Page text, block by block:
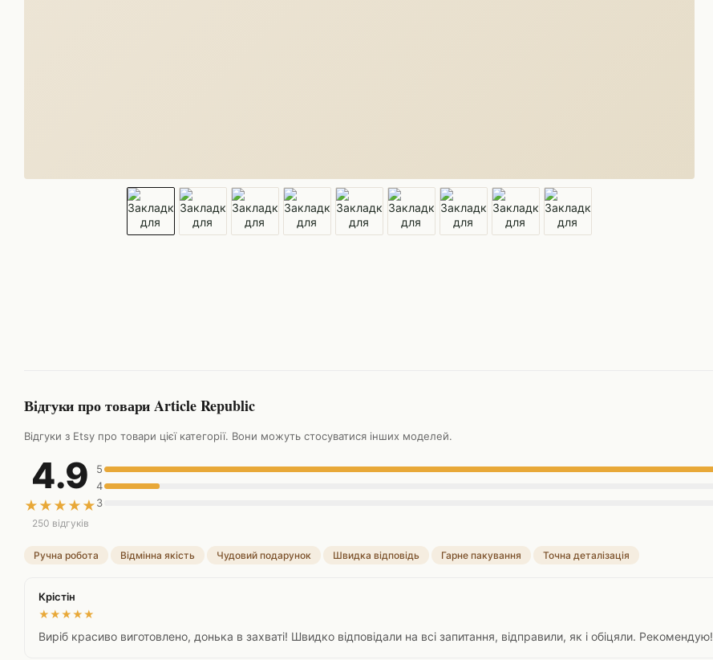
Відгуки про товари Article Republic
Відгуки з Etsy про товари цієї категорії. Вони можуть стосуватися інших моделей.
4.9
★ ★ ★ ★ ★
250 відгуків
5
4
3
Ручна робота Відмінна якість Чудовий подарунок Швидка відповідь Гарне пакування Точна деталізація
Крістін
★★★★★
Виріб красиво виготовлено, донька в захваті! Швидко відповідали на всі запитання, відправили, як і обіцяли. Рекомендую!